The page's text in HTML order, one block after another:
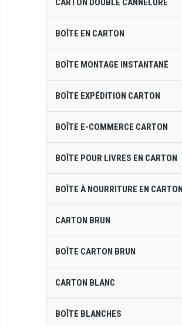
CARTON DOUBLE CANNELURE
BOÎTE EN CARTON
BOÎTE MONTAGE INSTANTANÉ
BOÎTE EXPÉDITION CARTON
BOÎTE E-COMMERCE CARTON
BOÎTE POUR LIVRES EN CARTON
BOÎTE À NOURRITURE EN CARTON
CARTON BRUN
BOÎTE CARTON BRUN
CARTON BLANC
BOÎTE BLANCHES